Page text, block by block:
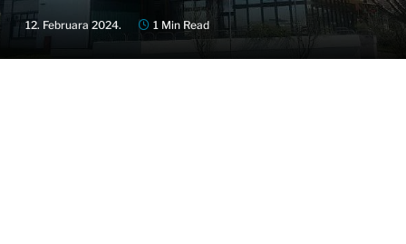
12. Februara 2024. 1 Min Read